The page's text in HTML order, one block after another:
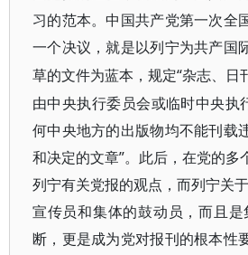
习的范本。中国共产党第一次全
一个决议，就是以列宁为共产国
草的文件为蓝本，规定“杂志、日
由中央执行委员会或临时中央执
何中央地方的出版物均不能刊载
和决定的文章”。此后，在党的多
列宁有关党报的观点，而列宁关
宣传员和集体的鼓动员，而且
断，更是成为党对报刊的根本性